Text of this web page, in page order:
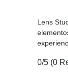
Lens
0/5 (0